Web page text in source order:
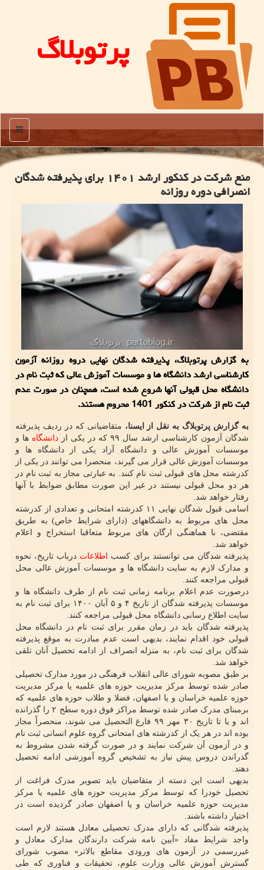
پرتوبلاگ
منو
منع شرکت در کنکور ارشد ۱۴۰۱ برای پذیرفته شدگان
انصرافی دوره روزانه
به گزارش پرتوبلاگ، پذیرفته شدگان نهایی دروه روزانه آزمون
کارشناسی ارشد دانشگاه ها و موسسات آموزش عالی که ثبت نام در
دانشگاه محل قبولی آنها شروع شده است، همچنان در صورت عدم
ثبت نام از شرکت در کنکور 1401 محروم هستند.
به گزارش پرتوبلاگ به نقل از ایسنا، متقاضیانی که در ردیف پذیرفته
شدگان آزمون کارشناسی ارشد سال ۹۹ که در یکی از
دانشگاه ها و
موسسات آموزش عالی و دانشگاه آزاد یکی از دانشگاه ها و
موسسات آموزش عالی قرار می گیرند، منحصرا می توانند در یکی از
کدرشته محل های قبولی ثبت نام کنند. به عبارتی مجاز به ثبت نام در
هر دو محل قبولی نیستند در غیر این صورت مطابق ضوابط با آنها
رفتار خواهد شد.
اسامی قبول شدگان نهایی ۱۱ کدرشته امتحانی و تعدادی از کدرشته
محل های مربوط به دانشگاههای (دارای شرایط خاص) به طریق
مقتضی، با هماهنگی ارگان های مربوط متعاقبا استخراج و اعلام
خواهد شد.
پذیرفته شدگان می توانستند برای کسب
اطلاعات درباب تاریخ، نحوه
و مدارک لازم به سایت دانشگاه ها و موسسات آموزش عالی محل
قبولی مراجعه کنند.
درصورت عدم اعلام برنامه زمانی ثبت نام از طرف دانشگاه ها و
موسسات پذیرفته شدگان از تاریخ ۴ و ۵ آبان ۱۴۰۰ برای ثبت نام به
سایت اطلاع رسانی دانشگاه محل قبولی مراجعه کنند.
پذیرفته شدگان باید در زمان مقرر برای ثبت نام در دانشگاه محل
قبولی خود اقدام نمایند، بدیهی است عدم مبادرت به موقع پذیرفته
شدگان برای ثبت نام، به منزله انصراف از ادامه تحصیل آنان تلقی
خواهد شد.
بر طبق مصوبه شورای عالی انقلاب فرهنگی در مورد مدارک تحصیلی
صادر شده توسط مرکز مدیریت حوزه های علمیه یا مرکز مدیریت
حوزه علمیه خراسان و یا اصفهان، فضلا و طلاب حوزه های علمیه که
برمبنای مدرک صادر شده توسط مراکز فوق دوره سطح ۲ را گذرانده
اند و یا تا تاریخ ۳۰ مهر ۹۹ فارغ التحصیل می شوند، منحصراً مجاز
بوده اند در هر یک از کدرشته های امتحانی گروه علوم انسانی ثبت نام
و در آزمون آن شرکت نمایند و در صورت گرفته شدن مشروط به
گذراندن دروس پیش نیاز به تشخیص گروه آموزشی ادامه تحصیل
دهند.
بدیهی است این دسته از متقاضیان باید تصویر مدرک فراغت از
تحصیل خودرا که توسط مرکز مدیریت حوزه های علمیه یا مرکز
مدیریت حوزه علمیه خراسان و یا اصفهان صادر گردیده است در
اختیار داشته باشند.
پذیرفته شدگانی که دارای مدرک تحصیلی معادل هستند لازم است
واجد شرایط مفاد «آیین نامه شرکت دارندگان مدارک معادل و
غیررسمی در آزمون های ورودی مقاطع بالاتر» مصوب شورای
گسترش آموزش عالی وزارت علوم، تحقیقات و فناوری که طی